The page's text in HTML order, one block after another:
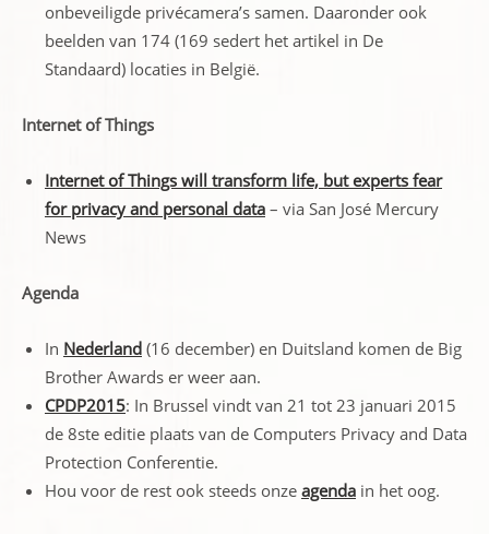
onbeveiligde privécamera’s samen. Daaronder ook
beelden van 174 (169 sedert het artikel in De
Standaard) locaties in België.
Internet of Things
Internet of Things will transform life, but experts fear
for privacy and personal data – via San José Mercury
News
Agenda
In Nederland (16 december) en Duitsland komen de Big
Brother Awards er weer aan.
CPDP2015: In Brussel vindt van 21 tot 23 januari 2015
de 8ste editie plaats van de Computers Privacy and Data
Protection Conferentie.
Hou voor de rest ook steeds onze agenda in het oog.